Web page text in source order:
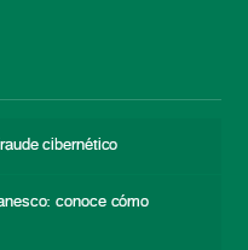
cibernético
conoce cómo